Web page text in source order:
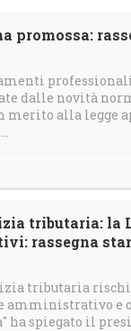
promossa:
professionali
dalle novità
alla legge
tributaria: la
rassegna
tributaria
amministrativo e
ha spiegato il